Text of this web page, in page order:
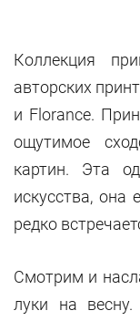
Коллекция
авторских
и Florance.
ощутимое
картин. Эта
искусства, она
редко
Смотрим и
луки на